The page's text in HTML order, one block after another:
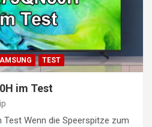
TEST
im Test
Test Wenn die Speerspitze zum